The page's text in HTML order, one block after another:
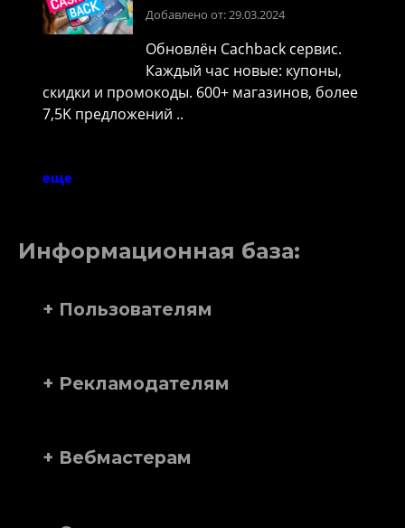
Добавлено от: 29.03.2024
Обновлён Cachback сервис.
Каждый час новые: купоны,
скидки и промокоды. 600+ магазинов, более
7,5K предложений ..
еще
Информационная база:
+ Пользователям
+ Рекламодателям
+ Вебмастерам